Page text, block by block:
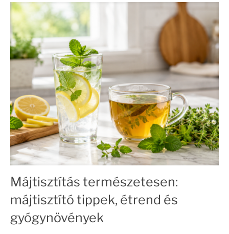
Májtisztítás természetesen:
májtisztító tippek, étrend és
gyógynövények